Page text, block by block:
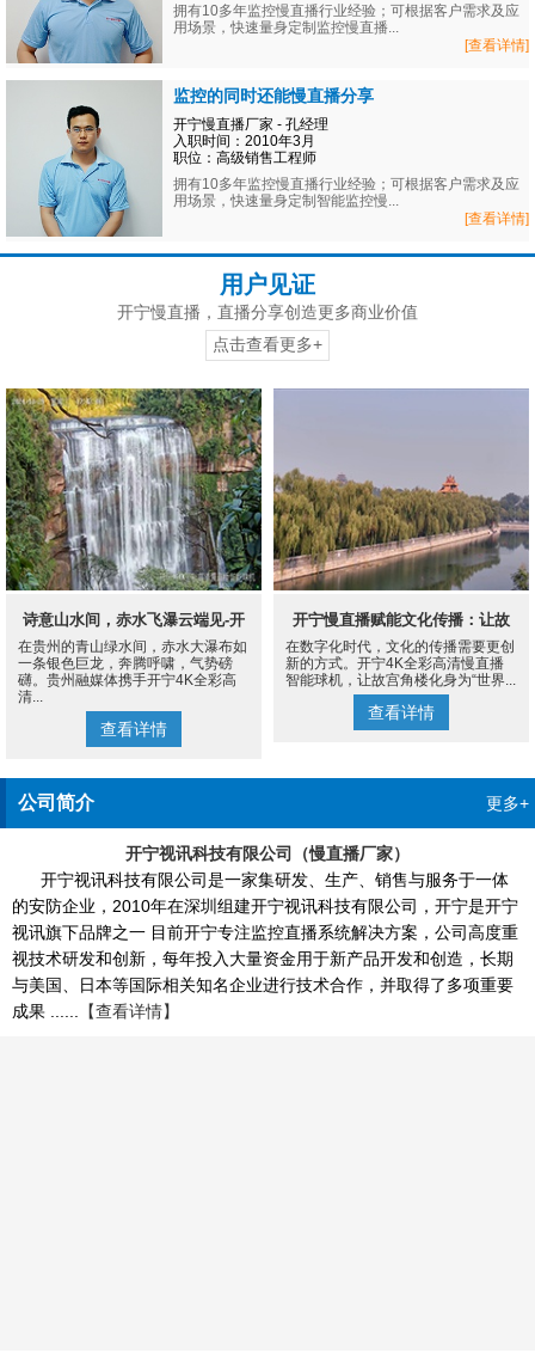
拥有10多年监控慢直播行业经验；可根据客户需求及应
用场景，快速量身定制监控慢直播...
[查看详情]
监控的同时还能慢直播分享
开宁慢直播厂家 - 孔经理
入职时间：2010年3月
职位：高级销售工程师
拥有10多年监控慢直播行业经验；可根据客户需求及应
用场景，快速量身定制智能监控慢...
[查看详情]
用户见证
开宁慢直播，直播分享创造更多商业价值
点击查看更多+
诗意山水间，赤水飞瀑云端见-开
宁4K慢直播摄像机
在贵州的青山绿水间，赤水大瀑布如
一条银色巨龙，奔腾呼啸，气势磅
礴。贵州融媒体携手开宁4K全彩高
清...
查看详情
开宁慢直播赋能文化传播：让故
宫角楼成为世界的文化客厅
在数字化时代，文化的传播需要更创
新的方式。开宁4K全彩高清慢直播
智能球机，让故宫角楼化身为“世界...
查看详情
公司简介 更多+
开宁视讯科技有限公司（慢直播厂家）
开宁视讯科技有限公司是一家集研发、生产、销售与服务于一体
的安防企业，2010年在深圳组建开宁视讯科技有限公司，开宁是开宁
视讯旗下品牌之一 目前开宁专注监控直播系统解决方案，公司高度重
视技术研发和创新，每年投入大量资金用于新产品开发和创造，长期
与美国、日本等国际相关知名企业进行技术合作，并取得了多项重要
成果 ......
【查看详情】